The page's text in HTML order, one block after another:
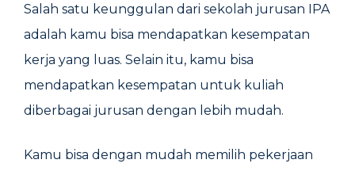
Salah satu keunggulan dari sekolah jurusan IPA
adalah kamu bisa mendapatkan kesempatan
kerja yang luas. Selain itu, kamu bisa
mendapatkan kesempatan untuk kuliah
diberbagai jurusan dengan lebih mudah.
Kamu bisa dengan mudah memilih pekerjaan